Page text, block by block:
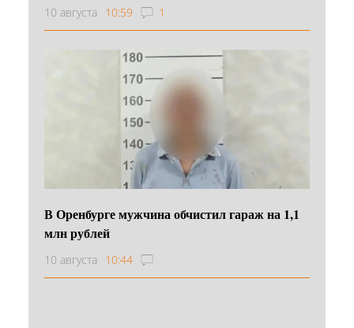
10 августа 10:59 1
В Оренбурге мужчина обчистил гараж на 1,1
млн рублей
10 августа 10:44